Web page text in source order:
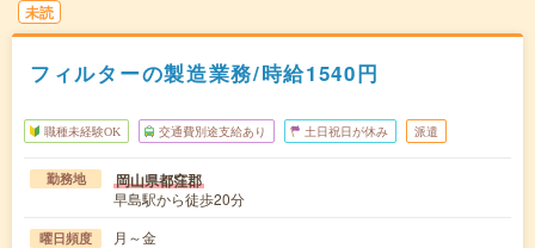
未読
フィルターの製造業務/時給1540円
職種未経験OK 交通費別途支給あり 土日祝日が休み 派遣
勤務地 岡山県都窪郡
早島駅から徒歩20分
曜日頻度 月～金